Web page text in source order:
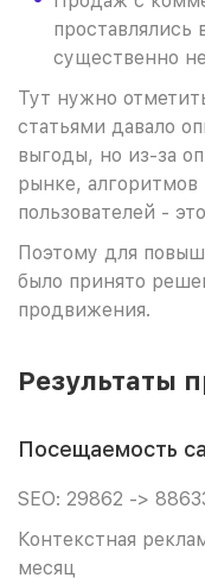
проставлялись
существенно
Тут нужно
статьями давало
выгоды, но из-за
рынке,
пользователей -
Поэтому для
было принято
продвижения.
Результаты
Посещаемость
SEO: 29862 ->
Контекстная
месяц